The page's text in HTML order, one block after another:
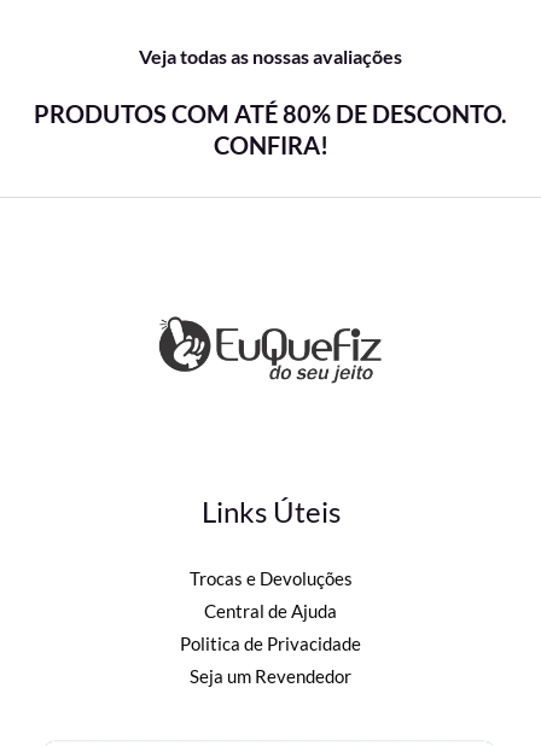
Veja todas as nossas avaliações
PRODUTOS COM ATÉ 80% DE DESCONTO.
CONFIRA!
Links Úteis
Trocas e Devoluções
Central de Ajuda
Politica de Privacidade
Seja um Revendedor